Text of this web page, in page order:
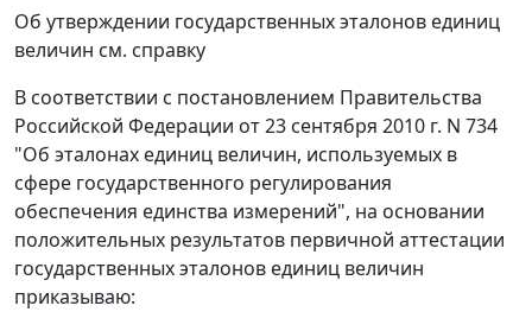
Об утверждении государственных эталонов единиц
величин см. справку
В соответствии с постановлением Правительства
Российской Федерации от 23 сентября 2010 г. N 734
"Об эталонах единиц величин, используемых в
сфере государственного регулирования
обеспечения единства измерений", на основании
положительных результатов первичной аттестации
государственных эталонов единиц величин
приказываю: